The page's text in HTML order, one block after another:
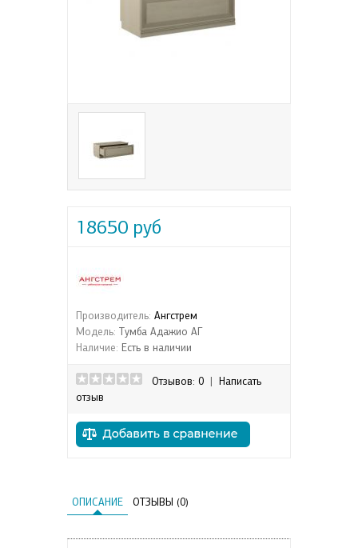
18650 руб
Производитель: Ангстрем
Модель: Тумба Адажио АГ
Наличие: Есть в наличии
Отзывов: 0
Написать
отзыв
ОПИСАНИЕ ОТЗЫВЫ (0)